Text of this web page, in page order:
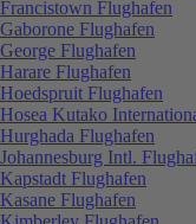
Francistown Flughafen
Gaborone Flughafen
George Flughafen
Harare Flughafen
Hoedspruit Flughafen
Hosea Kutako
Hurghada Flughafen
Johannesburg Intl.
Kapstadt Flughafen
Kasane Flughafen